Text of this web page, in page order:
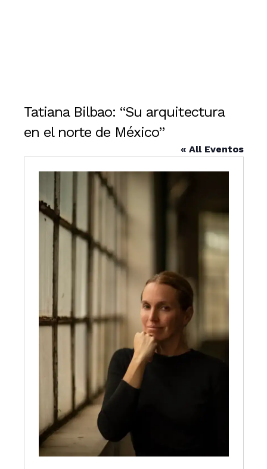
Tatiana Bilbao: “Su arquitectura
en el norte de México”
« All Eventos